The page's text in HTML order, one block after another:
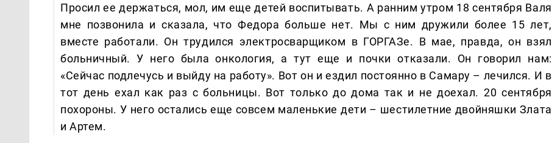
Просил ее держаться, мол, им еще детей воспитывать. А ранним утром 18 сентября Валя
мне позвонила и сказала, что Федора больше нет. Мы с ним дружили более 15 лет,
вместе работали. Он трудился электросварщиком в ГОРГАЗе. В мае, правда, он взял
больничный. У него была онкология, а тут еще и почки отказали. Он говорил нам:
«Сейчас подлечусь и выйду на работу». Вот он и ездил постоянно в Самару – лечился. И в
тот день ехал как раз с больницы. Вот только до дома так и не доехал. 20 сентября
похороны. У него остались еще совсем маленькие дети – шестилетние двойняшки Злата
и Артем.